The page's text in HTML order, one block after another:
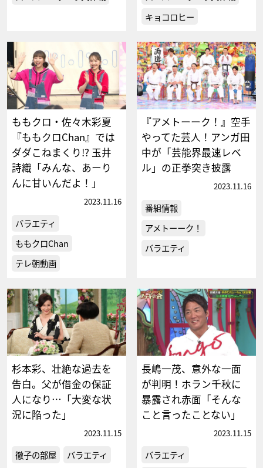
キョコロヒー
ももクロ・佐々木彩夏
『ももクロChan』では
ダダこねまくり!? 玉井
詩織「みんな、あーり
んに甘いんだよ！」
2023.11.16
バラエティ
ももクロChan
テレ朝動画
『アメトーーク！』空手
やってた芸人！アンガ田
中が「芸能界最速レベ
ル」の正拳突き披露
2023.11.16
番組情報
アメトーーク！
バラエティ
杉本彩、壮絶な過去を
告白。父が借金の保証
人になり…「大変な状
況に陥った」
2023.11.15
徹子の部屋 バラエティ
長嶋一茂、意外な一面
が判明！ホラン千秋に
暴露され赤面「そんな
こと言ったことない」
2023.11.15
バラエティ